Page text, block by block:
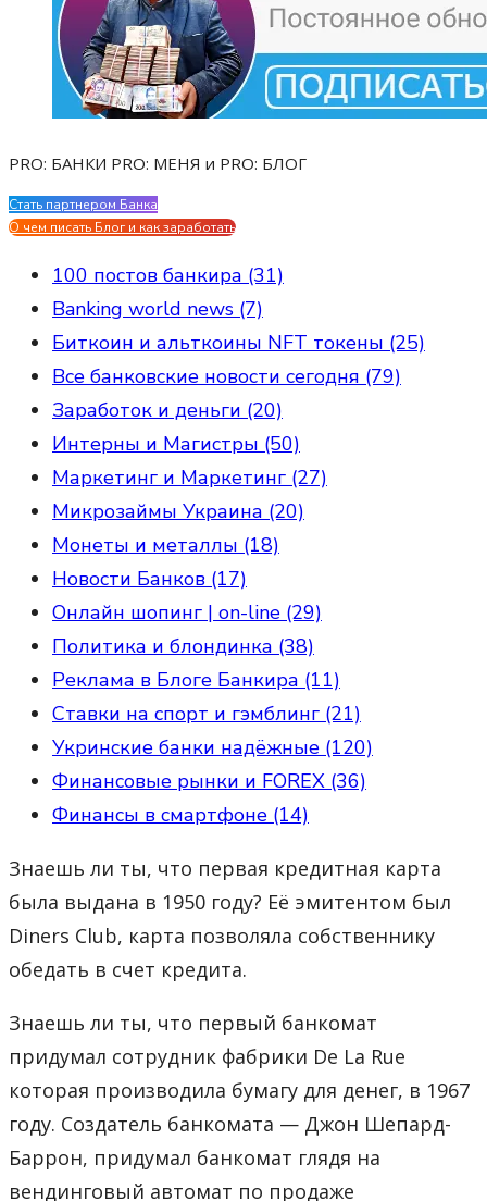
PRO: БАНКИ PRO: МЕНЯ и PRO: БЛОГ
Стать партнером Банка
О чем писать Блог и как заработать
100 постов банкира (31)
Banking world news (7)
Биткоин и альткоины NFT токены (25)
Все банковские новости сегодня (79)
Заработок и деньги (20)
Интерны и Магистры (50)
Маркетинг и Маркетинг (27)
Микрозаймы Украина (20)
Монеты и металлы (18)
Новости Банков (17)
Онлайн шопинг | on-line (29)
Политика и блондинка (38)
Реклама в Блоге Банкира (11)
Ставки на спорт и гэмблинг (21)
Укринские банки надёжные (120)
Финансовые рынки и FOREX (36)
Финансы в смартфоне (14)
Знаешь ли ты, что первая кредитная карта
была выдана в 1950 году? Её эмитентом был
Diners Club, карта позволяла собственнику
обедать в счет кредита.
Знаешь ли ты, что первый банкомат
придумал сотрудник фабрики De La Rue
которая производила бумагу для денег, в 1967
году. Создатель банкомата — Джон Шепард-
Баррон, придумал банкомат глядя на
вендинговый автомат по продаже